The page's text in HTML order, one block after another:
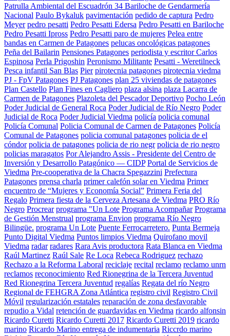
Patrulla Ambiental del Escuadrón 34 Bariloche de Gendarmería
Nacional Paulo Bykaluk pavimentación pedido de captura Pedro
Meyer pedro pesatti Pedro Pesatti Edersa Pedro Pesatti en Bariloche
Pedro Pesatti Ipross Pedro Pesatti paro de mujeres Pelea entre
bandas en Carmen de Patagones pelucas oncológicas patagones
Peña del Bailarin Pensiones Patagones periodista y escritor Carlos
Espinosa Perla Prigoshin Peronismo Militante Pesatti - Weretilneck
Pesca infantil San Blas Pier pirotecnia patagones pirotecnia viedma
PJ - FpV Patagones PJ Patagones plan 25 viviendas de patagones
Plan Castello Plan Fines en Cagliero plaza alsina plaza Lacarra de
Carmen de Patagones Plazoleta del Pescador Deportivo Pocho León
Poder Judicial de General Roca Poder Judicial de Río Negro Poder
Judicial de Roca Poder Judicial Viedma policía policia comunal
Policía Comunal Policia Comunal de Carmen de Patagones Policía
Comunal de Patagones policia comunal patagones policia de el
cóndor policia de patagones policia de rio negr policia de rio negro
policias maragatos Por Alejandro Assis - Presidente del Centro de
Inversión y Desarrollo Patagónico — CIDP Portal de Servicios de
Viedma Pre-cooperativa de la Chacra Spegazzini Prefectura
Patagones prensa charla primer calefón solar en Viedma Primer
encuentro de “Mujeres y Economía Social” Primera Feria del
Regalo Primera fiesta de la Cerveza Artesana de Viedma PRO Río
Negro Procrear programa "Un Lote Programa Acompañar Programa
de Gestión Menstrual programa Envion programa Río Negro
Bilingüe. programa Un Lote Puente Ferrocarretero. Punta Bermeja
Punto Digital Viedma Puntos limpios Viedma Quirofano movil
Viedma radar radares Rara Avis productora Rata Blanca en Viedma
Raúl Martinez Raúl Sale Re Loca Rebeca Rodriguez rechazo
Rechazo a la Reforma Laboral reciclaje recital reclamo reclamo unrn
reclamos reconocimiento Red Rionegrina de la Tercera Juventud
Red Rionegrina Tercera Juventud regalías Regata del río Negro
Regional de FEHGRA Zona Atlántica registro civil Registro Civil
Móvil regularización estatales reparación de zona desfavorable
repudio a Vidal retención de guardavidas en Viedma ricardo alfonsin
Ricardo Curetti Ricardo Curetti 2017 Ricardo Curetti 2019 ricardo
marino Ricardo Marino entrega de indumentaria Riccrdo marino